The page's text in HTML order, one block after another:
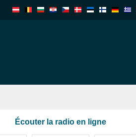
Écouter la radio en ligne